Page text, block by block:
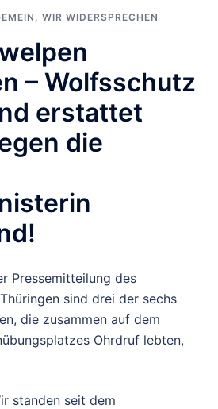
, WIR WIDERSPRECHEN
– Wolfsschutz
erstattet
die
Pressemitteilung des
sind drei der sechs
die zusammen auf dem
Ohrdruf lebten,
standen seit dem